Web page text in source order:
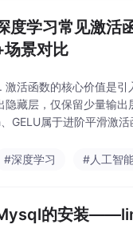
度学习常见激活
场景对比
激活函数的核心价值是
隐藏层，仅保留少量输
GELU属于进阶平滑激
#深度学习
#人工智
的安装